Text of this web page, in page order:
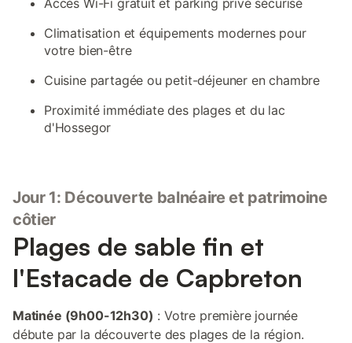
Accès Wi-Fi gratuit et parking privé sécurisé
Climatisation et équipements modernes pour
votre bien-être
Cuisine partagée ou petit-déjeuner en chambre
Proximité immédiate des plages et du lac
d'Hossegor
Jour 1: Découverte balnéaire et patrimoine
côtier
Plages de sable fin et
l'Estacade de Capbreton
Matinée (9h00-12h30) : Votre première journée
débute par la découverte des plages de la région.